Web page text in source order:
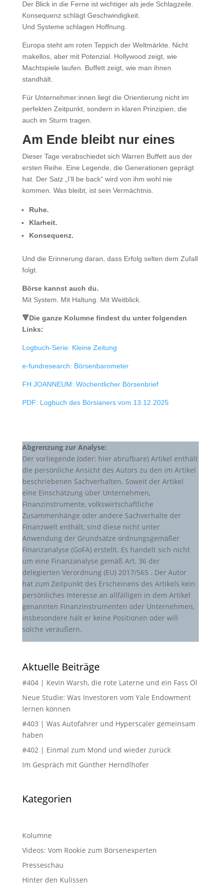
Der Blick in die Ferne ist wichtiger als jede Schlagzeile.
Konsequenz schlägt Geschwindigkeit.
Und Systeme schlagen Hoffnung.
Europa steht am roten Teppich der Weltmärkte. Nicht
makellos, aber mit Potenzial. Hollywood zeigt, wie
Machtspiele laufen. Buffett zeigt, wie man ihnen
standhält.
Für Unternehmer:innen liegt die Orientierung nicht im
perfekten Zeitpunkt, sondern in klaren Prinzipien, die
auch im Sturm tragen.
Am Ende bleibt nur eines
Dieser Tage verabschiedet sich Warren Buffett aus der
ersten Reihe. Eine Legende, die Generationen geprägt
hat. Der Satz „I’ll be back“ wird von ihm wohl nie
kommen. Was bleibt, ist sein Vermächtnis.
Ruhe.
Klarheit.
Konsequenz.
Und die Erinnerung daran, dass Erfolg selten dem Zufall
folgt.
Börse kannst auch du.
Mit System. Mit Haltung. Mit Weitblick.
🔻Die ganze Kolumne findest du unter folgenden
Links:
Logbuch-Serie: Kleine Zeitung
e-fundresearch: Börsenbarometer
FH JOANNEUM: Wöchentlicher Börsenbrief
PDF: Logbuch des Börsianers vom 13.12.2025
Abgrenzung zur Analyse:
Der vorliegende (oder: hier abrufbare) Artikel enthält
die persönliche Ansicht des Autors zu den im Artikel
beschriebenen Sachverhalten. Soweit der Artikel
eine Einschätzung über Unternehmen,
Finanzinstrumente, volkswirtschaftliche
Zusammenhänge oder andere Sachverhalte der
Finanzwelt enthält, sind diese nicht unter
Anwendung der Grundsätze ordnungsgemäßer
Finanzanalyse (GoFA) erstellt. Es handelt sich nicht
um eine Finanzanalyse gemäß Art. 36 der
delegierten Verordnung (EU) 2017/565 . Der Autor
hat zum Zeitpunkt des Erscheinens des Artikels kein
persönliches Interesse an allfälligen in dem Artikel
genannten Finanzinstrumenten oder Unternehmen,
insbesondere hält er keine Positionen oder will
solche veräußern.
Aktuelle Beiträge
#404 | Kevin Warsh, die rote Laterne und ein Fass Öl
Neue Studie: Was Investoren vom Yale Endowment
lernen können
#403 | Was Autofahrer und Hyperscaler gemeinsam
haben
#402 | Einmal zum Mond und wieder zurück
Im Gespräch mit Günther Herndlhofer
Kategorien
Kolumne
Videos: Vom Rookie zum Börsenexperten
Presseschau
Hinter den Kulissen